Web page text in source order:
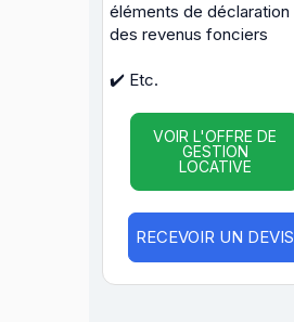
éléments de déclaration
des revenus fonciers
✔️ Etc.
VOIR L'OFFRE DE
GESTION
LOCATIVE
RECEVOIR UN DEVIS